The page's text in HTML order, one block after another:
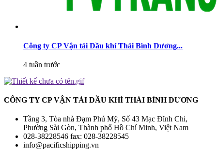
Công ty CP Vận tải Dầu khí Thái Bình Dương...
4 tuần trước
CÔNG TY CP VẬN TẢI DẦU KHÍ THÁI BÌNH DƯƠNG
Tầng 3, Tòa nhà Đạm Phú Mỹ, Số 43 Mạc Đĩnh Chi,
Phường Sài Gòn, Thành phố Hồ Chí Minh, Việt Nam
028-38228546 fax: 028-38228545
info@pacificshipping.vn